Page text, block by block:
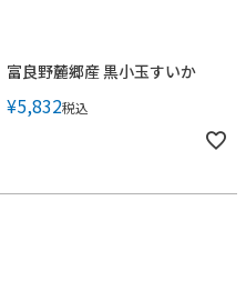
富良野麓郷産 黒小玉すいか
¥5,832税込